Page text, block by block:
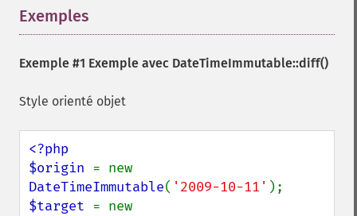
Exemples
Exemple #1 Exemple avec DateTimeImmutable::diff()
Style orienté objet
<?php
$origin
DateTimeImmutable( '2009-10-11'
$target